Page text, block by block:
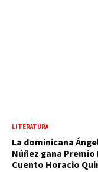
LITERATURA
La dominicana
Núñez gana
Cuento Horacio